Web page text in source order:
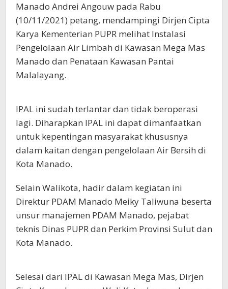
Manado Andrei Angouw pada Rabu
(10/11/2021) petang, mendampingi Dirjen Cipta
Karya Kementerian PUPR melihat Instalasi
Pengelolaan Air Limbah di Kawasan Mega Mas
Manado dan Penataan Kawasan Pantai
Malalayang.
IPAL ini sudah terlantar dan tidak beroperasi
lagi. Diharapkan IPAL ini dapat dimanfaatkan
untuk kepentingan masyarakat khususnya
dalam kaitan dengan pengelolaan Air Bersih di
Kota Manado.
Selain Walikota, hadir dalam kegiatan ini
Direktur PDAM Manado Meiky Taliwuna beserta
unsur manajemen PDAM Manado, pejabat
teknis Dinas PUPR dan Perkim Provinsi Sulut dan
Kota Manado.
Selesai dari IPAL di Kawasan Mega Mas, Dirjen